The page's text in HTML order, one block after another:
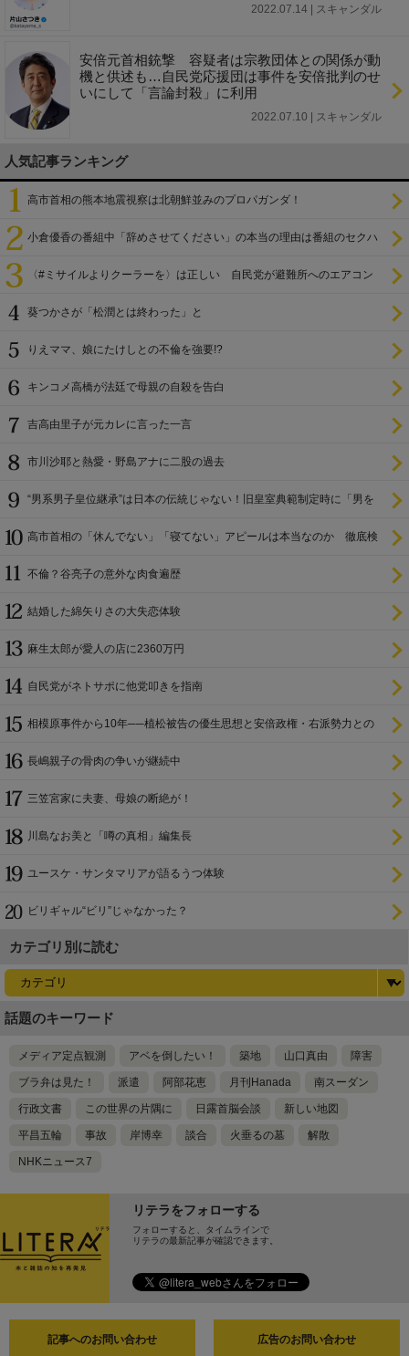
2022.07.14 | スキャンダル
安倍元首相銃撃 容疑者は宗教団体との関係が動
機と供述も…自民党応援団は事件を安倍批判のせ
いにして「言論封殺」に利用
2022.07.10 | スキャンダル
人気記事ランキング
高市首相の熊本地震視察は北朝鮮並みのプロパガンダ！
小倉優香の番組中「辞めさせてください」の本当の理由は番組のセクハ
〈#ミサイルよりクーラーを〉は正しい 自民党が避難所へのエアコン
葵つかさが「松潤とは終わった」と
りえママ、娘にたけしとの不倫を強要!?
キンコメ高橋が法廷で母親の自殺を告白
吉高由里子が元カレに言った一言
市川沙耶と熱愛・野島アナに二股の過去
“男系男子皇位継承”は日本の伝統じゃない！旧皇室典範制定時に「男を
高市首相の「休んでない」「寝てない」アピールは本当なのか 徹底検
不倫？谷亮子の意外な肉食遍歴
結婚した綿矢りさの大失恋体験
麻生太郎が愛人の店に2360万円
自民党がネトサポに他党叩きを指南
相模原事件から10年──植松被告の優生思想と安倍政権・右派勢力との
長嶋親子の骨肉の争いが継続中
三笠宮家に夫妻、母娘の断絶が！
川島なお美と「噂の真相」編集長
ユースケ・サンタマリアが語るうつ体験
ビリギャル“ビリ”じゃなかった？
カテゴリ別に読む
話題のキーワード
メディア定点観測 アベを倒したい！ 築地 山口真由 障害
ブラ弁は見た！ 派遣 阿部花恵 月刊Hanada 南スーダン
行政文書 この世界の片隅に 日露首脳会談 新しい地図
平昌五輪 事故 岸博幸 談合 火垂るの墓 解散
NHKニュース7
リテラをフォローする
フォローすると、タイムラインで
リテラの最新記事が確認できます。
記事へのお問い合わせ 広告のお問い合わせ